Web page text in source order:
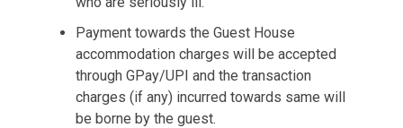
Payment towards the Guest House
accommodation charges will be accepted
through GPay/UPI and the transaction
charges (if any) incurred towards same will
be borne by the guest.